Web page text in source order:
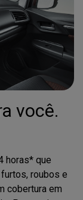
você.
horas* que
roubos e
cobertura em